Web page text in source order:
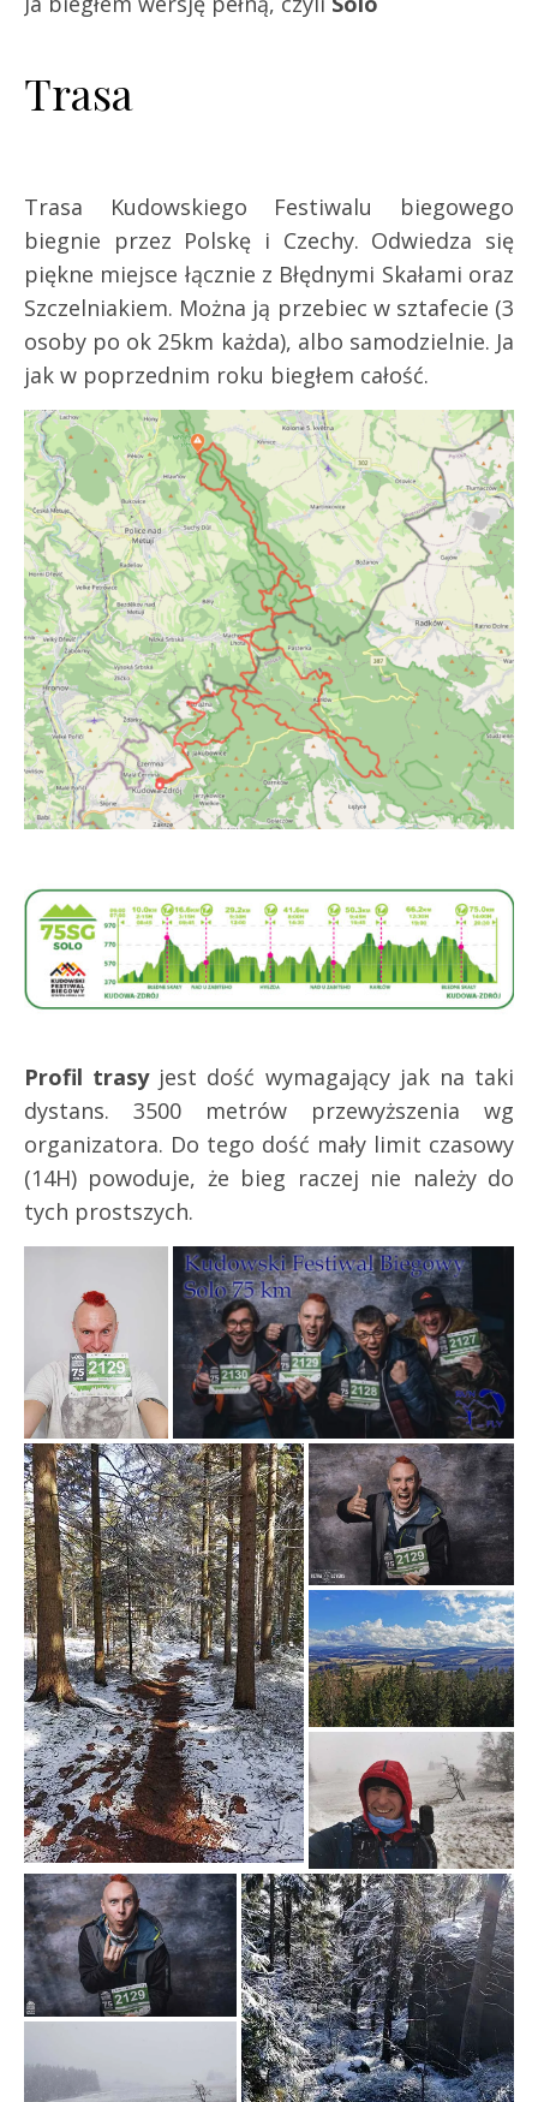
Trasa
Trasa Kudowskiego Festiwalu biegowego
biegnie przez Polskę i Czechy. Odwiedza się
piękne miejsce łącznie z Błędnymi Skałami oraz
Szczelniakiem. Można ją przebiec w sztafecie (3
osoby po ok 25km każda), albo samodzielnie. Ja
jak w poprzednim roku biegłem całość.
Profil trasy jest dość wymagający jak na taki
dystans. 3500 metrów przewyższenia wg
organizatora. Do tego dość mały limit czasowy
(14H) powoduje, że bieg raczej nie należy do
tych prostszych.